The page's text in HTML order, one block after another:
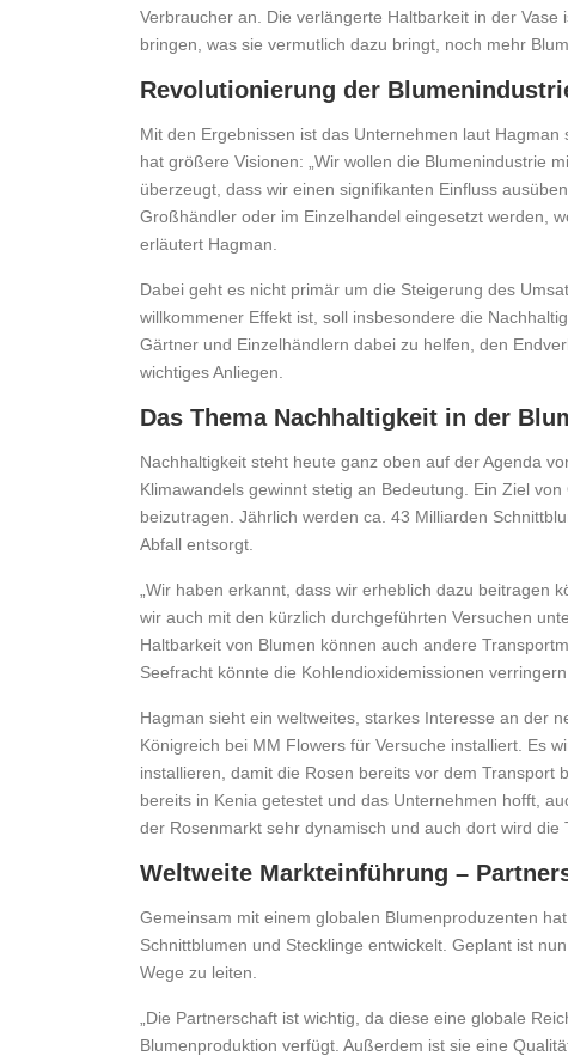
Verbraucher an. Die verlängerte Haltbarkeit in der
bringen, was sie vermutlich dazu bringt, noch mehr
Revolutionierung der
Mit den Ergebnissen ist das Unternehmen laut
hat größere Visionen: „Wir wollen die Blumenindustrie
überzeugt, dass wir einen signifikanten Einfluss
Großhändler oder im Einzelhandel eingesetzt werden,
erläutert Hagman.
Dabei geht es nicht primär um die Steigerung des
willkommener Effekt ist, soll insbesondere die
Gärtner und Einzelhändlern dabei zu helfen, den
wichtiges Anliegen.
Das Thema Nachhaltigkeit in der
Nachhaltigkeit steht heute ganz oben auf der Agenda
Klimawandels gewinnt stetig an Bedeutung. Ein Ziel
beizutragen. Jährlich werden ca. 43 Milliarden
Abfall entsorgt.
„Wir haben erkannt, dass wir erheblich dazu beitragen
wir auch mit den kürzlich durchgeführten Versuchen
Haltbarkeit von Blumen können auch andere
Seefracht könnte die Kohlendioxidemissionen
Hagman sieht ein weltweites, starkes Interesse an der
Königreich bei MM Flowers für Versuche installiert. Es
installieren, damit die Rosen bereits vor dem
bereits in Kenia getestet und das Unternehmen hofft,
der Rosenmarkt sehr dynamisch und auch dort wird die
Weltweite Markteinführung –
Gemeinsam mit einem globalen Blumenproduzenten
Schnittblumen und Stecklinge entwickelt. Geplant ist
Wege zu leiten.
„Die Partnerschaft ist wichtig, da diese eine globale
Blumenproduktion verfügt. Außerdem ist sie eine